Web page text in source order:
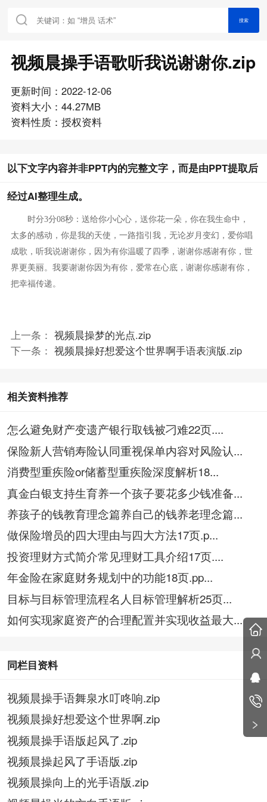
搜索
视频晨操手语歌听我说谢谢你.zip
更新时间：2022-12-06
资料大小：44.27MB
资料性质：授权资料
以下文字内容并非PPT内的完整文字，而是由PPT提取后
经过AI整理生成。
时分3分08秒： 送给你小心心，送你花一朵，你在我生命中，
太多的感动，你是我的天使，一路指引我，无论岁月变幻，爱你唱
成歌，听我说谢谢你，因为有你温暖了四季，谢谢你感谢有你，世
界更美丽。我要谢谢你因为有你，爱常在心底，谢谢你感谢有你，
把幸福传递。
上一条： 视频晨操梦的光点.zip
下一条： 视频晨操好想爱这个世界啊手语表演版.zip
相关资料推荐
怎么避免财产变遗产银行取钱被刁难22页....
保险新人营销寿险认同重视保单内容对风险认...
消费型重疾险or储蓄型重疾险深度解析18...
真金白银支持生育养一个孩子要花多少钱准备...
养孩子的钱教育理念篇养自己的钱养老理念篇...
做保险增员的四大理由与四大方法17页.p...
投资理财方式简介常见理财工具介绍17页....
年金险在家庭财务规划中的功能18页.pp...
目标与目标管理流程名人目标管理解析25页...
如何实现家庭资产的合理配置并实现收益最大...
同栏目资料
视频晨操手语舞泉水叮咚响.zip
视频晨操好想爱这个世界啊.zip
视频晨操手语版起风了.zip
视频晨操起风了手语版.zip
视频晨操向上的光手语版.zip